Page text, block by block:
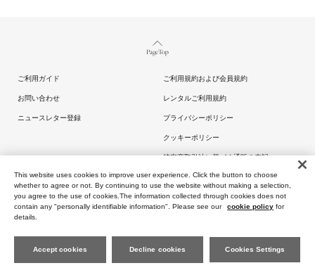
FAVORIT
Page Top
ご利用ガイド
お問い合わせ
ニュースレター登録
ご利用規約および会員規約
レンタルご利用規約
プライバシーポリシー
クッキーポリシー
特定商取引法に基づく通販の表記
This website uses cookies to improve user experience. Click the button to choose
whether to agree or not. By continuing to use the website without making a selection,
you agree to the use of cookies.The information collected through cookies does not
contain any "personally identifiable information". Please see our
cookie policy for
details.
Cookies Settings
Decline cookies
Accept cookies